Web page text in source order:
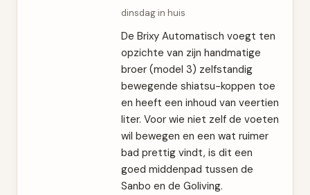
dinsdag in huis
De Brixy Automatisch voegt ten
opzichte van zijn handmatige
broer (model 3) zelfstandig
bewegende shiatsu-koppen toe
en heeft een inhoud van veertien
liter. Voor wie niet zelf de voeten
wil bewegen en een wat ruimer
bad prettig vindt, is dit een
goed middenpad tussen de
Sanbo en de Goliving.